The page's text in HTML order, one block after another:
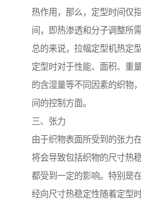
热作用，那么，定型时间仅
间，即热渗透和分子调整所
总的来说，拉幅定型机热定
定型时对于性能、面积、重
的含湿量等不同因素的织物
间的控制方面。
三、张力
由于织物表面所受到的张力
将会导致包括织物的尺寸热
都受到一定的影响。特别是
经向尺寸热稳定性随着定型